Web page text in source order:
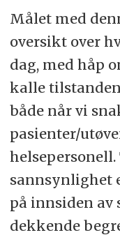
utøvere,
Her kan du –
den med –
andre
plager/
fritt
opprettet
svar til noe
utdatert
norske
Målet med
oversikt over
dag, med håp
kalle
både når vi
pasienter/
sannsynlighet
på innsiden av
dekkende